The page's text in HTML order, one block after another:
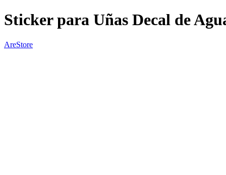
Sticker para Uñas Decal de
AreStore